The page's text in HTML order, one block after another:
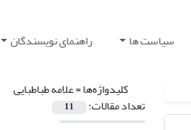
سیاست ها راهنمای نویسندگان
کلیدواژه‌ها =علامه طباطبایی
تعداد مقالات: 11